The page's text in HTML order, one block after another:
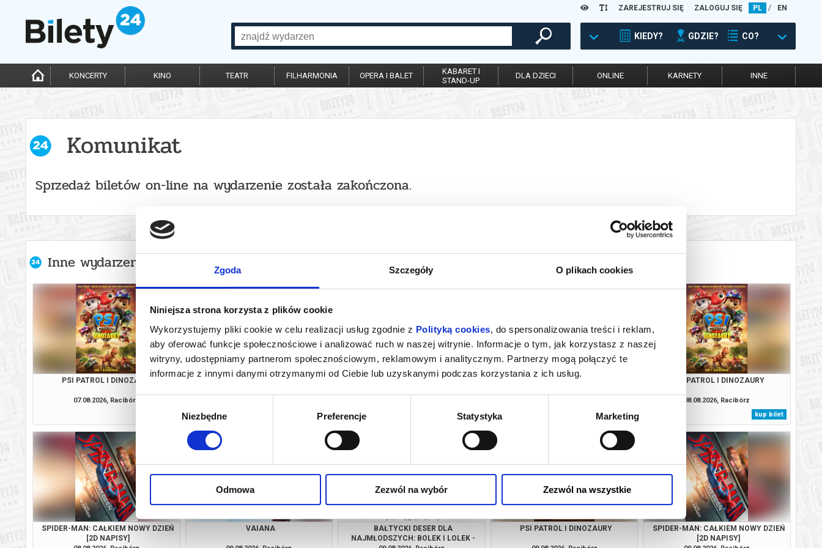
Zgoda Szczegóły O plikach cookies
Niniejsza strona korzysta z plików cookie
Wykorzystujemy pliki cookie w celu realizacji usług zgodnie z Polityką cookies, do spersonalizowania treści i reklam,
aby oferować funkcje społecznościowe i analizować ruch w naszej witrynie. Informacje o tym, jak korzystasz z naszej
witryny, udostępniamy partnerom społecznościowym, reklamowym i analitycznym. Partnerzy mogą połączyć te
informacje z innymi danymi otrzymanymi od Ciebie lub uzyskanymi podczas korzystania z ich usług.
Wybór
Niezbędne Preferencje Statystyka Marketing
Odmowa Zezwól na wybór Zezwól na wszystkie
ZAREJESTRUJ SIĘ ZALOGUJ SIĘ PL / EN
KIEDY? GDZIE? CO?
KONCERTY KINO TEATR FILHARMONIA OPERA I BALET
KABARET I
STAND-UP
DLA DZIECI ONLINE KARNETY INNE
Komunikat
Sprzedaż biletów on-line na wydarzenie została zakończona.
Inne wydarzenia organizatora
PSI PATROL I DINOZAURY
07.08.2026, Racibórz
KLASYKA NA FALI: NAGI INSTYNKT +
kup bilet
SPIDER-MAN: CAŁKIEM NOWY DZIEŃ
kup bilet
VAIANA
kup bilet
PSI PATROL I DINOZAURY
08.08.2026, Racibórz
kup bilet
SPIDER-MAN: CAŁKIEM NOWY DZIEŃ
[2D NAPISY]
VAIANA
BAŁTYCKI DESER DLA
NAJMŁODSZYCH: BOLEK I LOLEK -
PSI PATROL I DINOZAURY
SPIDER-MAN: CAŁKIEM NOWY DZIEŃ
[2D NAPISY]